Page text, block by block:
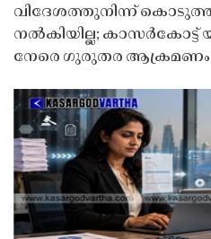
വിദേശത്തുനിന്ന്
നൽകിയില്ല; കാസർകോട്ട്
നേരെ ഗുരുതര ആക്രമണം;